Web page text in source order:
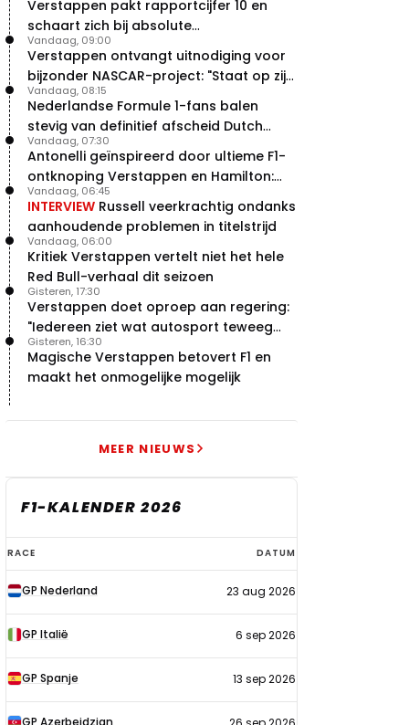
vleugels in crash met Hamilton
2
Piastri faalt hopeloos achter het
stuur bij Jeremy Clarkson
21 jul. 08:45
3
Red Bull lijkt hardnekkig lek nu
boven te hebben
Verstappen moet Red Bull nog
even de tijd geven
20 jul. 14:00
0
Verstappen pakt rapportcijfer 10 en
schaart zich bij absolute
buitencategorie
Verstappen ontvangt uitnodiging voor
bijzonder NASCAR-project: "Staat op zijn
radar"
Vandaag, 09:00
Nederlandse Formule 1-fans balen
stevig van definitief afscheid Dutch
Grand Prix
Vandaag, 08:15
Antonelli geïnspireerd door ultieme F1-
ontknoping Verstappen en Hamilton:
"Leven of dood!"
Vandaag, 07:30
INTERVIEW Russell veerkrachtig ondanks
aanhoudende problemen in titelstrijd
Vandaag, 06:45
Kritiek Verstappen vertelt niet het hele
Red Bull-verhaal dit seizoen
Vandaag, 06:00
Verstappen doet oproep aan regering:
"Iedereen ziet wat autosport teweeg
brengt"
Gisteren, 17:30
Magische Verstappen betovert F1 en
maakt het onmogelijke mogelijk
Gisteren, 16:30
MEER NIEUWS
F1-KALENDER 2026
F1-
kalender
2026
RACE DATUM
GP Nederland 23 aug 2026
GP Italië 6 sep 2026
GP Spanje 13 sep 2026
GP Azerbeidzjan